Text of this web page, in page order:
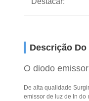
Descrição
O diodo
De alta qualidade
emissor de luz de In do